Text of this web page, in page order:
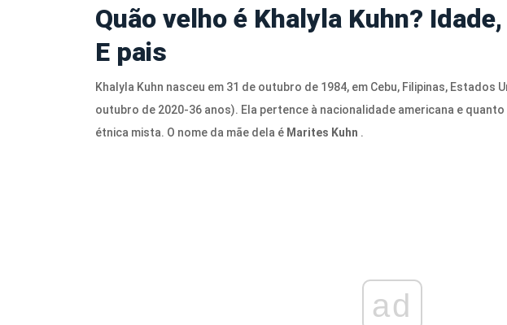
Quão velho é Khalyla Kuhn?
E pais
Khalyla Kuhn nasceu em 31 de outubro de 1984, em Cebu, Filipinas, Estados
outubro de 2020-36 anos). Ela pertence à nacionalidade americana e
étnica mista. O nome da mãe dela é Marites Kuhn .
ad